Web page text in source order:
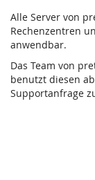
Alle Server von
Rechenzentren
anwendbar.
Das Team von
benutzt diesen
Supportanfrage